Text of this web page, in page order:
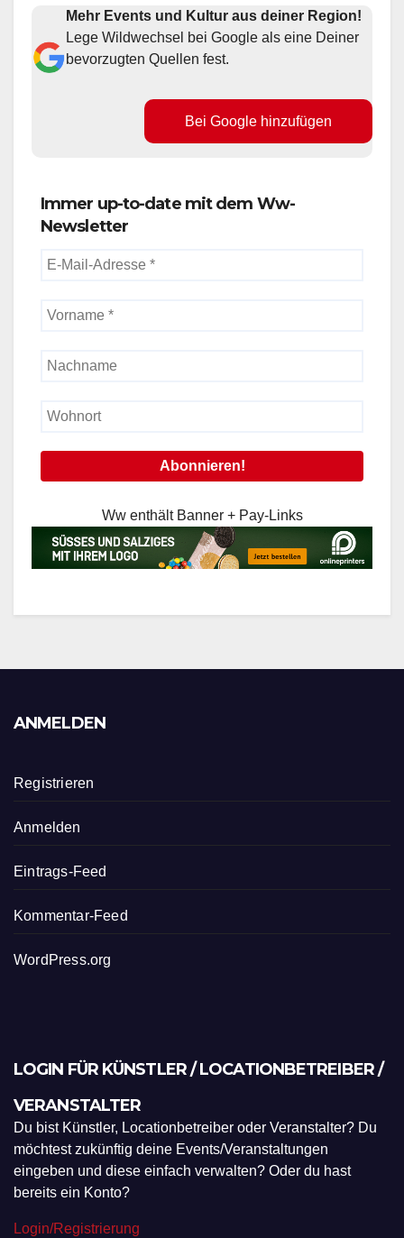
Mehr Events und Kultur aus deiner Region!
Lege Wildwechsel bei Google als eine Deiner
bevorzugten Quellen fest.
Bei Google hinzufügen
Immer up-to-date mit dem Ww-
Newsletter
Ww enthält Banner + Pay-Links
ANMELDEN
Registrieren
Anmelden
Eintrags-Feed
Kommentar-Feed
WordPress.org
LOGIN FÜR KÜNSTLER / LOCATIONBETREIBER /
VERANSTALTER
Du bist Künstler, Locationbetreiber oder Veranstalter? Du
möchtest zukünftig deine Events/Veranstaltungen
eingeben und diese einfach verwalten? Oder du hast
bereits ein Konto?
Login/Registrierung